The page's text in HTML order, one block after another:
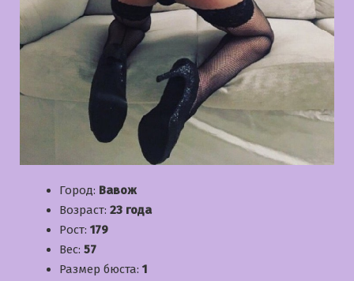
Город: Вавож
Возраст: 23 года
Рост: 179
Вес: 57
Размер бюста: 1